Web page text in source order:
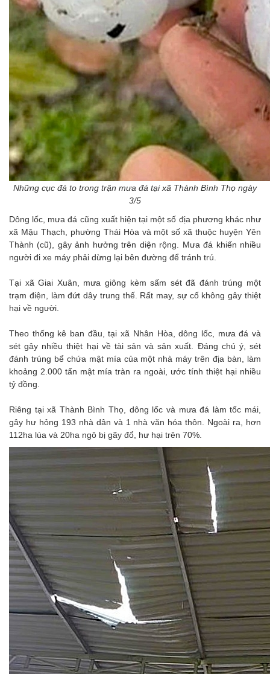
Những cục đá to trong trận mưa đá tại xã Thành Bình Thọ ngày
3/5
Dông lốc, mưa đá cũng xuất hiện tại một số địa phương khác như
xã Mậu Thạch, phường Thái Hòa và một số xã thuộc huyện Yên
Thành (cũ), gây ảnh hưởng trên diện rộng. Mưa đá khiến nhiều
người đi xe máy phải dừng lại bên đường để tránh trú.
Tại xã Giai Xuân, mưa giông kèm sấm sét đã đánh trúng một
trạm điện, làm đứt dây trung thế. Rất may, sự cố không gây thiệt
hại về người.
Theo thống kê ban đầu, tại xã Nhân Hòa, dông lốc, mưa đá và
sét gây nhiều thiệt hại về tài sản và sản xuất. Đáng chú ý, sét
đánh trúng bể chứa mật mía của một nhà máy trên địa bàn, làm
khoảng 2.000 tấn mật mía tràn ra ngoài, ước tính thiệt hại nhiều
tỷ đồng.
Riêng tại xã Thành Bình Thọ, dông lốc và mưa đá làm tốc mái,
gây hư hỏng 193 nhà dân và 1 nhà văn hóa thôn. Ngoài ra, hơn
112ha lúa và 20ha ngô bị gãy đổ, hư hại trên 70%.